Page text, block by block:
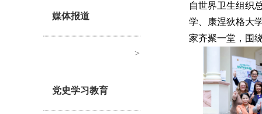
媒体报道
>
党史学习教育
自世界卫生组织
学、康涅狄格大
家齐聚一堂，围